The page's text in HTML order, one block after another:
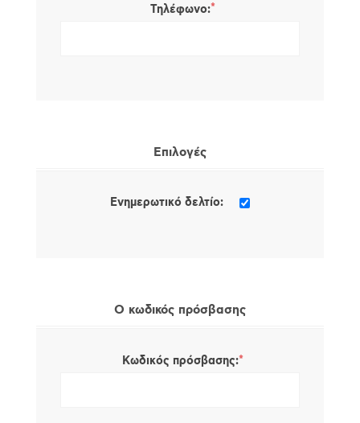
Τηλέφωνο:*
Επιλογές
Ενημερωτικό δελτίο:
Ο κωδικός πρόσβασης
Κωδικός πρόσβασης:*